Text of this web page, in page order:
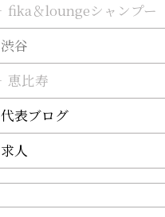
fika＆loungeシャンプー
渋谷
恵比寿
代表ブログ
求人